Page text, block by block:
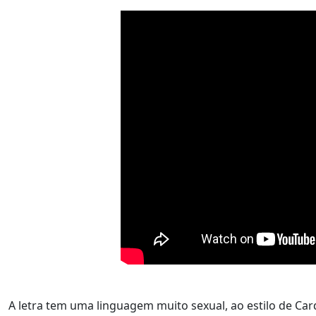
A letra tem uma linguagem muito sexual, ao estilo de